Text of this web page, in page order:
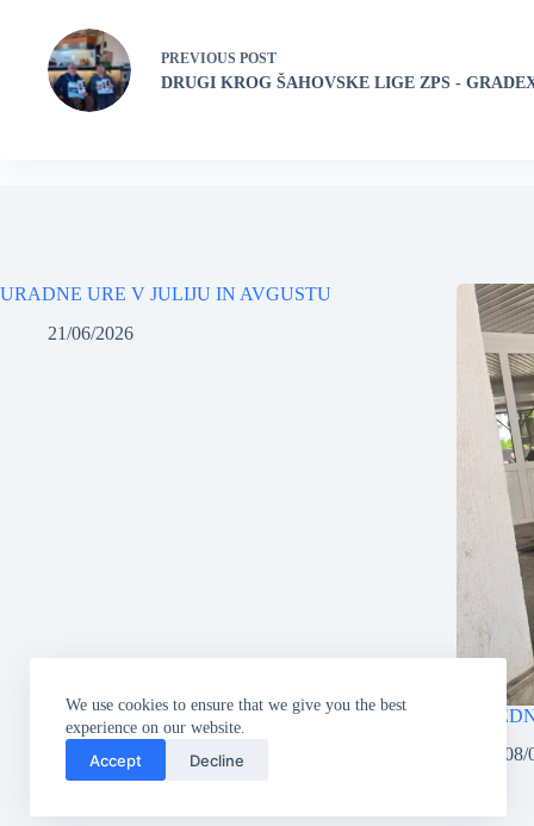
We use cookies to ensure that we give you the best
experience on our website.
Accept Decline
PREVIOUS POST
DRUGI KROG ŠAHOVSKE LIGE ZPS -
URADNE URE V JULIJU IN AVGUSTU
21/06/2026
31.
08/